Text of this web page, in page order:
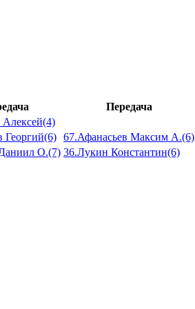
Передача
Георгий(6) 67.Афанасьев Максим А.(6)
О.(7) 36.Лукин Константин(6)